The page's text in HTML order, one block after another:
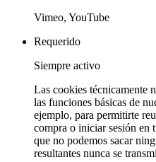
Vimeo, YouTube
Requerido
Siempre activo
Las cookies técnicamente
las funciones básicas de
ejemplo, para permitirte
compra o iniciar sesión en
que no podemos sacar
resultantes nunca se